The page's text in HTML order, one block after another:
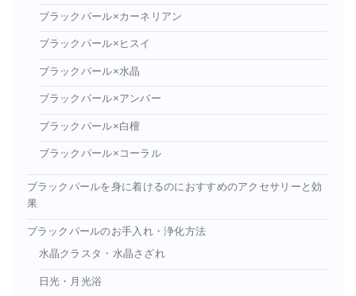
ブラックパール×カーネリアン
ブラックパール×ヒスイ
ブラックパール×水晶
ブラックパール×アンバー
ブラックパール×白檀
ブラックパール×コーラル
ブラックパールを身に着けるのにおすすめのアクセサリーと効
果
ブラックパールのお手入れ・浄化方法
水晶クラスタ・水晶さざれ
日光・月光浴